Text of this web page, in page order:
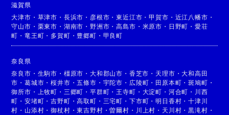
滋賀県
大津市 ・ 草津市 ・ 長浜市 ・ 彦根市 ・東近江市 ・甲賀市 ・ 近江八幡市 ・
守山市 ・ 栗東市 ・ 湖南市 ・野洲市 ・高島市 ・ 米原市 ・ 日野町 ・ 愛荘
町 ・竜王町 ・ 多賀町 ・ 豊郷町 ・ 甲良町
奈良県
奈良市 ・ 生駒市 ・ 橿原市 ・大和郡山市 ・ 香芝市 ・ 天理市 ・大和高田
市 ・葛城市 ・桜井市 ・五條市 ・ 宇陀市 ・ 広陵町 ・ 田原本町 ・斑鳩町 ・
御所市 ・ 上牧町 ・ 三郷町 ・平群町 ・ 王寺町 ・ 大淀町 ・ 河合町 ・ 川西
町 ・安堵町 ・吉野町 ・高取町 ・ 三宅町 ・ 下市町 ・明日香村 ・十津川
村 ・ 山添村 ・御杖村 ・東吉野村 ・曽爾村 ・ 川上村 ・ 天川村 ・黒滝村 ・